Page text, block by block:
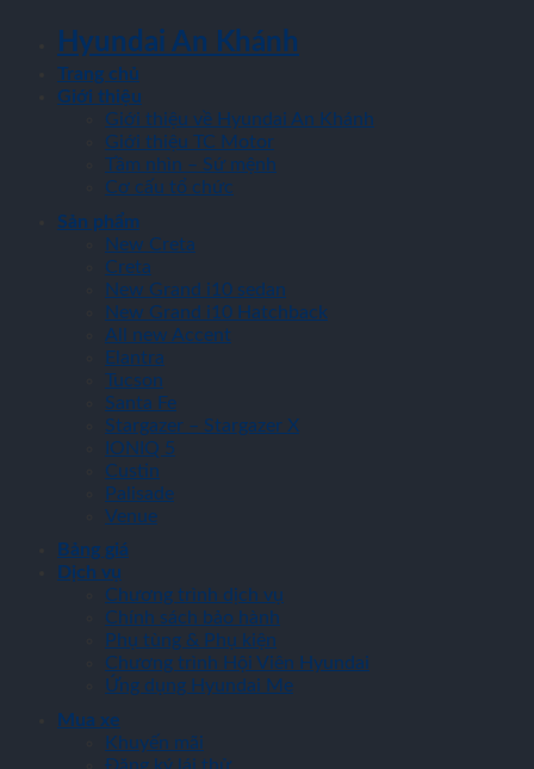
Hyundai An Khánh
Trang chủ
Giới thiệu
Giới thiệu về Hyundai An Khánh
Giới thiệu TC Motor
Tầm nhìn – Sứ mệnh
Cơ cấu tổ chức
Sản phẩm
New Creta
Creta
New Grand i10 sedan
New Grand i10 Hatchback
All new Accent
Elantra
Tucson
Santa Fe
Stargazer – Stargazer X
IONIQ 5
Custin
Palisade
Venue
Bảng giá
Dịch vụ
Chương trình dịch vụ
Chính sách bảo hành
Phụ tùng & Phụ kiện
Chương trình Hội Viên Hyundai
Ứng dụng Hyundai Me
Mua xe
Khuyến mãi